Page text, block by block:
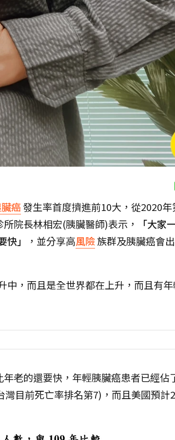
癌 發生率首度擠進前10大，從2020
院長林相宏(胰臟醫師)表示，
「大家
」
，並分享高風險族群及胰臟癌會
中，而且是全世界都在上升，而且有
老的還要快，年輕胰臟癌患者已經佔
目前死亡率排名第7)，而且美國預計